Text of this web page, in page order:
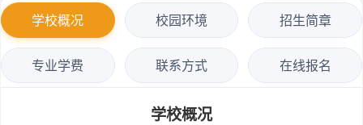
学校概况 校园环境 招生简章
专业学费 联系方式 在线报名
学校概况